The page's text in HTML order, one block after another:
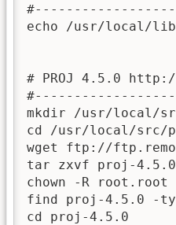
echo /usr/local/
# PROJ 4.5.0
mkdir /usr/local/
cd /usr/local/src/
wget ftp://
tar zxvf proj-
chown -R
find proj-4.5.0 -
cd proj-4.5.0